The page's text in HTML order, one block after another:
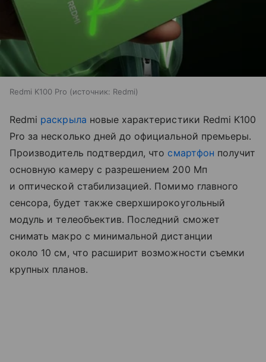
Redmi K100 Pro источник: Redmi
Redmi раскрыла новые характеристики Redmi K100
Pro за несколько дней до официальной премьеры.
Производитель подтвердил, что смартфон получит
основную камеру с разрешением 200 Мп
и оптической стабилизацией. Помимо главного
сенсора, будет также сверхширокоугольный
модуль и телеобъектив. Последний сможет
снимать макро с минимальной дистанции
около 10 см, что расширит возможности съемки
крупных планов.